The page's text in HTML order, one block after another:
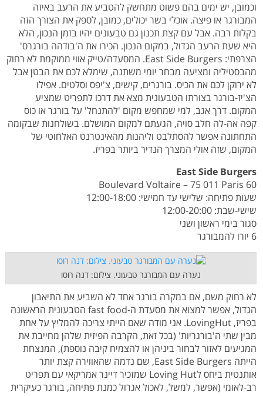
וכמובן, יש ימים בהם פשוט מתחשק להטביע את הרעב באיזה
המבורגר או פיצה. אוכלי בשר יכולים, כמובן, לספק את הצורך הזה
בקלות רבה. אבל עם קצת תכנון גם טבעונים יהיו בזמן הנכון, הלא
היא שעת הרעב הגדול, במקום הנכון. הכירו את ה'בודהה בורגרס'
הצרפתי: East Side Burgers. המסעדה/טייק אווי ממוקמת לא רחוק
מהבסטיליה ומציעה מבחר יומי משתנה, שימלא לכם את הבטן אבל
לא ירוקן לכם את הכיס. בורגרים, קישים, צ'יפס וסלטים. אפילו
הצ'יז-בורגר בצורתו הטבעונית מצא את דרכו לתפריט שמציע
המקום. דרך אגב, למי שמחפש מקום 'להתנחל' על בורגר או כוס
קפה אה-לה חלב סויה, הגעתם למקום המושלם. בשולחנות שבקומה
התחתונה אפשר להסתלבט וליהנות מהאינטרנט האלחוטי של
המקום, שזה אולי המצרך הנדיר ביותר בפריז.
East Side Burgers
60 Boulevard Voltaire – 75 011 Paris
שעות פתיחה: שלישי עד חמישי: 12:00-18:00
שישי-שבת: 12:00-20:00
סגור בימי ראשון ושני
6 יורו להמבורגר
נערה עם המבורגר טבעוני. צילום: דנה רוסו
לא רחוק משם, אם במקרה בורגר אחד לא השביע את התיאבון
הגדול, אפשר למצוא את מסעדת ה-fast food הטבעונית הראשונה
בפריז, LovingHut. אני מודה שאם הייתי צריכה להמליץ על אחת
מבין שתי ה'בורגריות' (בכל זאת, הקרבה הפיזית שלהן מחייבת את
המגיעים לאזור לבחור ביניהן או להצמיח קיבה נוספת), המנצחת
הייתה East Side Burgers, שם נדמה שהאווירה קצת יותר
אותנטית ביחס לLoving Hut שמזכיר דיינר אמריקאי עם תפריט
רב-לאומי (אפשר, למשל, לאכול אגרול כמנת פתיחה, בורגר כעיקרית